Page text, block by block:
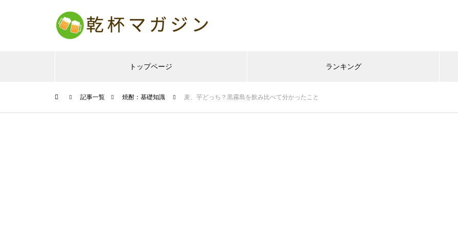
トップページ ランキング
記事一覧 焼酎：基礎知識 麦、芋どっち？黒霧島を飲み比べて分かったこと